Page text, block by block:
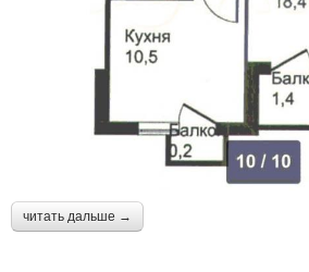
читать дальше →